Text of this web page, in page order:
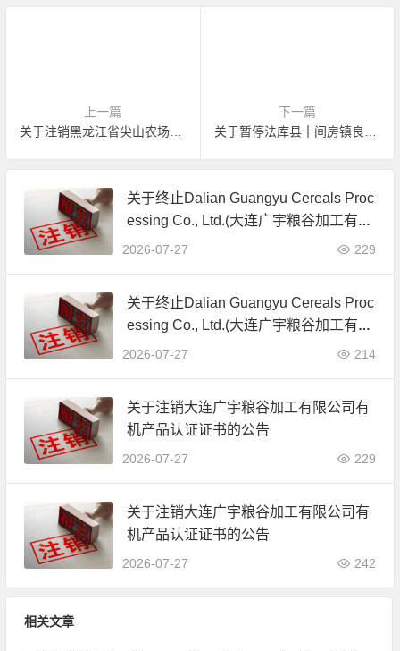
上一篇
关于注销黑龙江省尖山农场有机产品认证证书的公告
下一篇
关于终止Dalian Guangyu Cereals Proc
essing Co., Ltd.(大连广宇粮谷加工有限
公司)JAS有机产品认证证书的公告
2026-07-27 229
关于终止Dalian Guangyu Cereals Proc
essing Co., Ltd.(大连广宇粮谷加工有限
公司)JAS有机产品认证证书的公告
2026-07-27 214
关于注销大连广宇粮谷加工有限公司有
机产品认证证书的公告
2026-07-27 229
关于注销大连广宇粮谷加工有限公司有
机产品认证证书的公告
2026-07-27 242
相关文章